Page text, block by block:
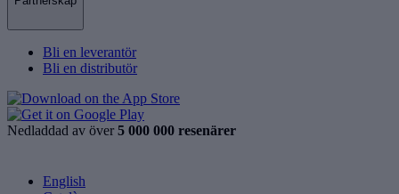
Bli en leverantör
Bli en distributör
Nedladdad av över 5 000 000 resenärer
English